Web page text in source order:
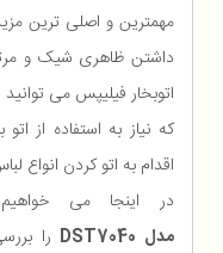
مهمترین و اصلی ترین
داشتن ظاهری شیک و
اتوبخار فیلیپس می
که نیاز به استفاده از
اقدام به اتو کردن انواع
در اینجا می
مدل DST7040 را